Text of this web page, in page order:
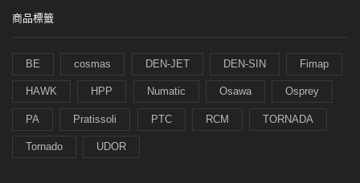
商品標籤
BE cosmas DEN-JET DEN-SIN Fimap
HAWK HPP Numatic Osawa Osprey
PA Pratissoli PTC RCM TORNADA
Tornado UDOR